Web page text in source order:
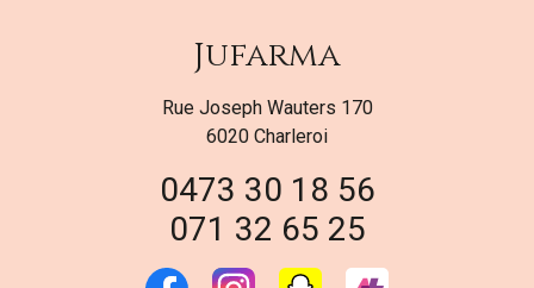
Jufarma
Rue Joseph Wauters 170
6020 Charleroi
0473 30 18 56
071 32 65 25